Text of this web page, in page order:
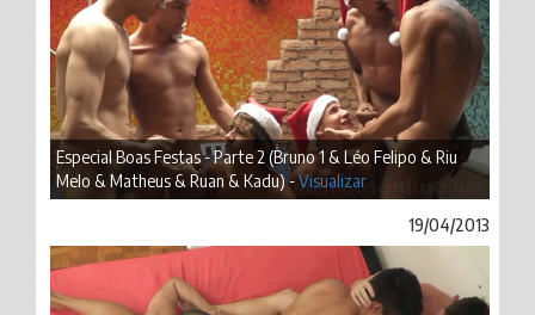
Especial Boas Festas - Parte 2 (Bruno 1 & Léo Felipo & Riu
Melo & Matheus & Ruan & Kadu) -Visualizar
19/04/2013